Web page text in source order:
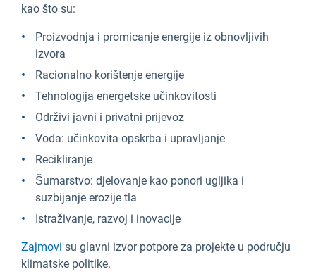
kao što su:
Proizvodnja i promicanje energije iz obnovljivih
izvora
Racionalno korištenje energije
Tehnologija energetske učinkovitosti
Održivi javni i privatni prijevoz
Voda: učinkovita opskrba i upravljanje
Recikliranje
Šumarstvo: djelovanje kao ponori ugljika i
suzbijanje erozije tla
Istraživanje, razvoj i inovacije
Zajmovi su glavni izvor potpore za projekte u području
klimatske politike.